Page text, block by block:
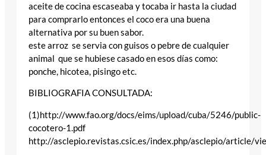
aceite de cocina escaseaba y tocaba ir hasta la ciudad
para comprarlo entonces el coco era una buena
alternativa por su buen sabor.
este arroz se servia con guisos o pebre de cualquier
animal que se hubiese casado en esos días como:
ponche, hicotea, pisingo etc.
BIBLIOGRAFIA CONSULTADA:
(1)http://www.fao.org/docs/eims/upload/cuba/5246/public-
cocotero-1.pdf
http://asclepio.revistas.csic.es/index.php/asclepio/article/